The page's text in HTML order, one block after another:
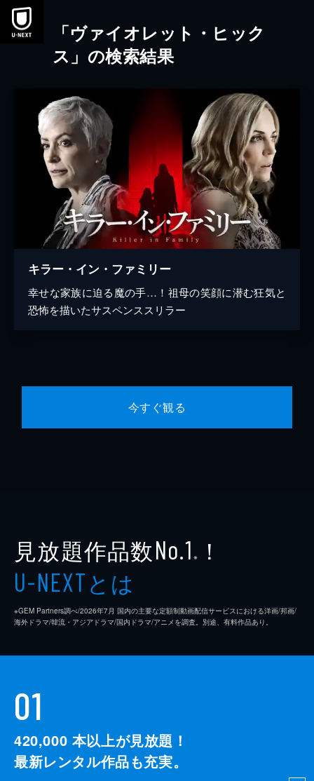
本文へスキップ
「ヴァイオレット・ヒック
ス」の検索結果
キラー・イン・ファミリー
幸せな家族に迫る魔の手…！祖母の笑顔に潜む狂気と
恐怖を描いたサスペンススリラー
今すぐ観る
見放題作品数No.1 ※ ！
U-NEXTとは
※GEM Partners調べ/2026年7⽉ 国内の主要な定額制動画配信サービスにおける洋画/邦画/
海外ドラマ/韓流・アジアドラマ/国内ドラマ/アニメを調査。別途、有料作品あり。
01
420,000 本以上が見放題！
最新レンタル作品も充実。